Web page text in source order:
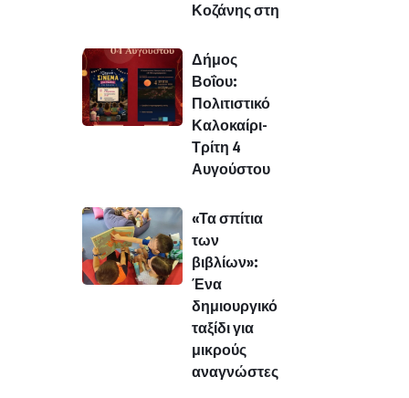
Κοζάνης στη
Δήμος
Βοΐου:
Πολιτιστικό
Καλοκαίρι-
Τρίτη 4
Αυγούστου
«Τα σπίτια
των
βιβλίων»:
Ένα
δημιουργικό
ταξίδι για
μικρούς
αναγνώστες